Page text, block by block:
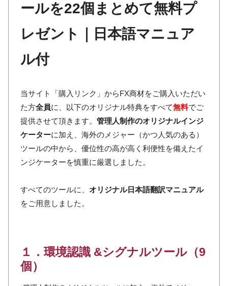
ールを22個まとめて無料プ
レゼント｜日本語マニュア
ル付
当サイト「購入リンク」からFX商材をご購入いただい
た方全員に、以下のオリジナル特典をすべて無料でご
提供させて頂きます。 管理人制作のオリジナルインジ
ケーターに加え、海外のメジャー（かつ人気のある）
ツールの中から、優位性の高が高く利便性を備えたイ
ンジケーターを慎重に厳選しました。
すべてのツールに、 オリジナル日本語翻訳マニュアル
をご用意しました。
１．環境認識 &シグナルツール（9
個）